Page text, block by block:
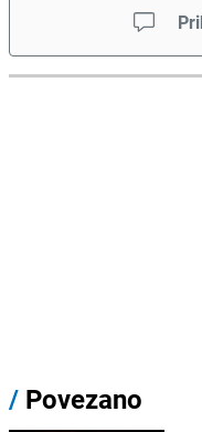
/ Povezano